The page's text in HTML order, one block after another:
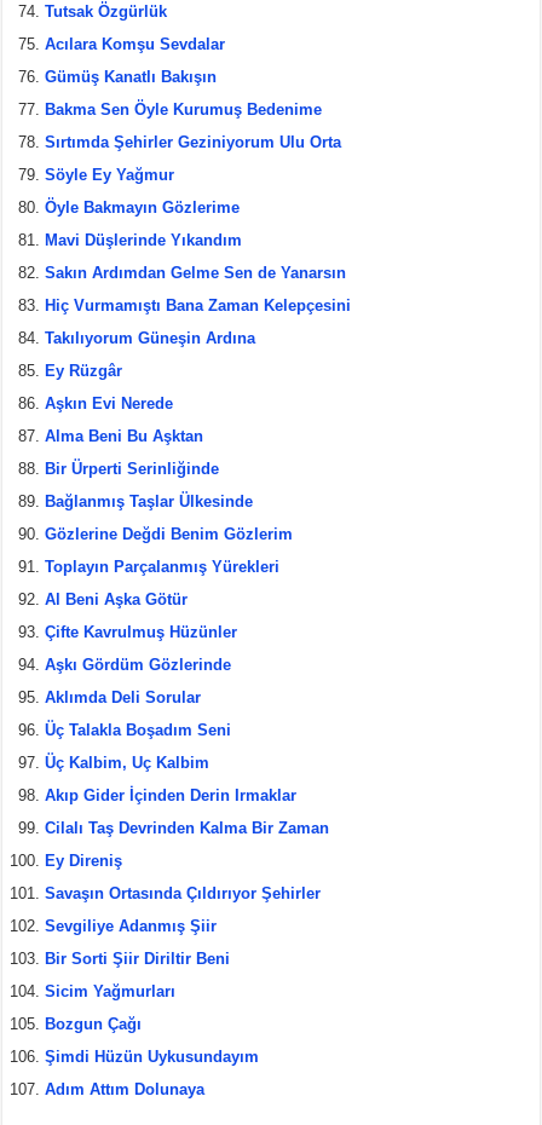
Tutsak Özgürlük
Acılara Komşu Sevdalar
Gümüş Kanatlı Bakışın
Bakma Sen Öyle Kurumuş Bedenime
Sırtımda Şehirler Geziniyorum Ulu Orta
Söyle Ey Yağmur
Öyle Bakmayın Gözlerime
Mavi Düşlerinde Yıkandım
Sakın Ardımdan Gelme Sen de Yanarsın
Hiç Vurmamıştı Bana Zaman Kelepçesini
Takılıyorum Güneşin Ardına
Ey Rüzgâr
Aşkın Evi Nerede
Alma Beni Bu Aşktan
Bir Ürperti Serinliğinde
Bağlanmış Taşlar Ülkesinde
Gözlerine Değdi Benim Gözlerim
Toplayın Parçalanmış Yürekleri
Al Beni Aşka Götür
Çifte Kavrulmuş Hüzünler
Aşkı Gördüm Gözlerinde
Aklımda Deli Sorular
Üç Talakla Boşadım Seni
Üç Kalbim, Uç Kalbim
Akıp Gider İçinden Derin Irmaklar
Cilalı Taş Devrinden Kalma Bir Zaman
Ey Direniş
Savaşın Ortasında Çıldırıyor Şehirler
Sevgiliye Adanmış Şiir
Bir Sorti Şiir Diriltir Beni
Sicim Yağmurları
Bozgun Çağı
Şimdi Hüzün Uykusundayım
Adım Attım Dolunaya